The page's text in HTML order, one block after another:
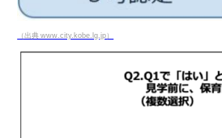
（出典 www.city.kobe.lg.jp）